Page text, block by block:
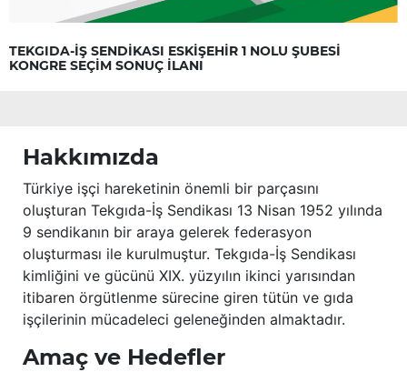
TEKGIDA-İŞ SENDİKASI ESKİŞEHİR 1 NOLU ŞUBESİ
KONGRE SEÇİM SONUÇ İLANI
Hakkımızda
Türkiye işçi hareketinin önemli bir parçasını
oluşturan Tekgıda-İş Sendikası 13 Nisan 1952 yılında
9 sendikanın bir araya gelerek federasyon
oluşturması ile kurulmuştur. Tekgıda-İş Sendikası
kimliğini ve gücünü XIX. yüzyılın ikinci yarısından
itibaren örgütlenme sürecine giren tütün ve gıda
işçilerinin mücadeleci geleneğinden almaktadır.
Amaç ve Hedefler